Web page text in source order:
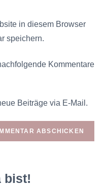
in diesem Browser
speichern.
Kommentare
Beiträge via E-Mail.
bist!